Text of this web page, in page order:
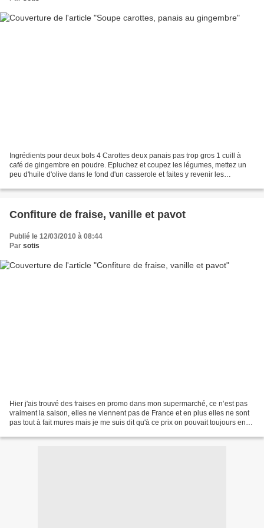
Ingrédients pour deux bols 4 Carottes deux panais pas trop gros 1 cuill à
café de gingembre en poudre. Epluchez et coupez les légumes, mettez un
peu d'huile d'olive dans le fond d'un casserole et faites y revenir les
Confiture de fraise, vanille et pavot
Publié le 12/03/2010 à 08:44
Par sotis
Hier j'ais trouvé des fraises en promo dans mon supermarché, ce n’est pas
vraiment la saison, elles ne viennent pas de France et en plus elles ne sont
pas tout à fait mures mais je me suis dit qu'à ce prix on pouvait toujours en